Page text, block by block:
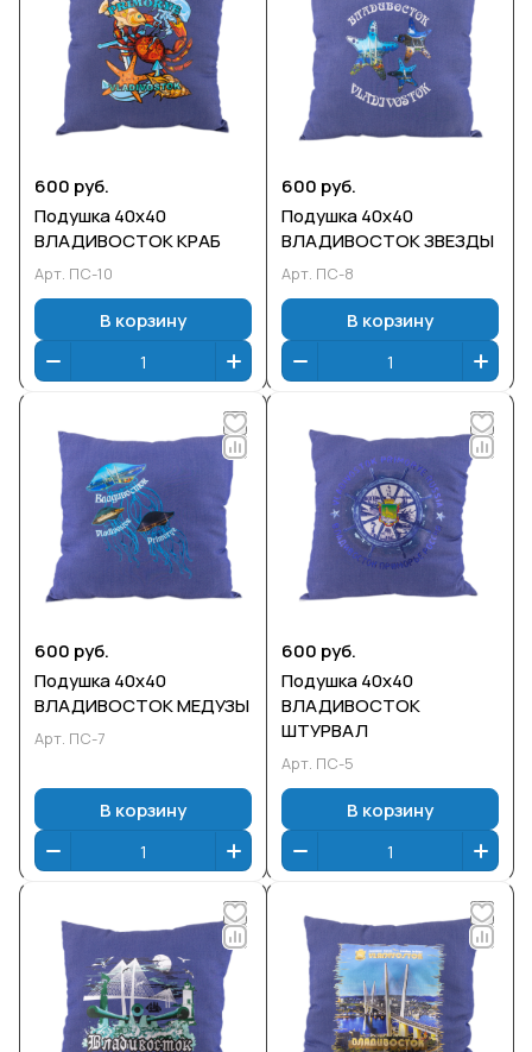
600 руб.
Подушка 40х40
ВЛАДИВОСТОК КРАБ
Арт. ПС-10
В корзину
600 руб.
Подушка 40х40
ВЛАДИВОСТОК ЗВЕЗДЫ
Арт. ПС-8
В корзину
600 руб.
Подушка 40х40
ВЛАДИВОСТОК МЕДУЗЫ
Арт. ПС-7
В корзину
600 руб.
Подушка 40х40
ВЛАДИВОСТОК
ШТУРВАЛ
Арт. ПС-5
В корзину